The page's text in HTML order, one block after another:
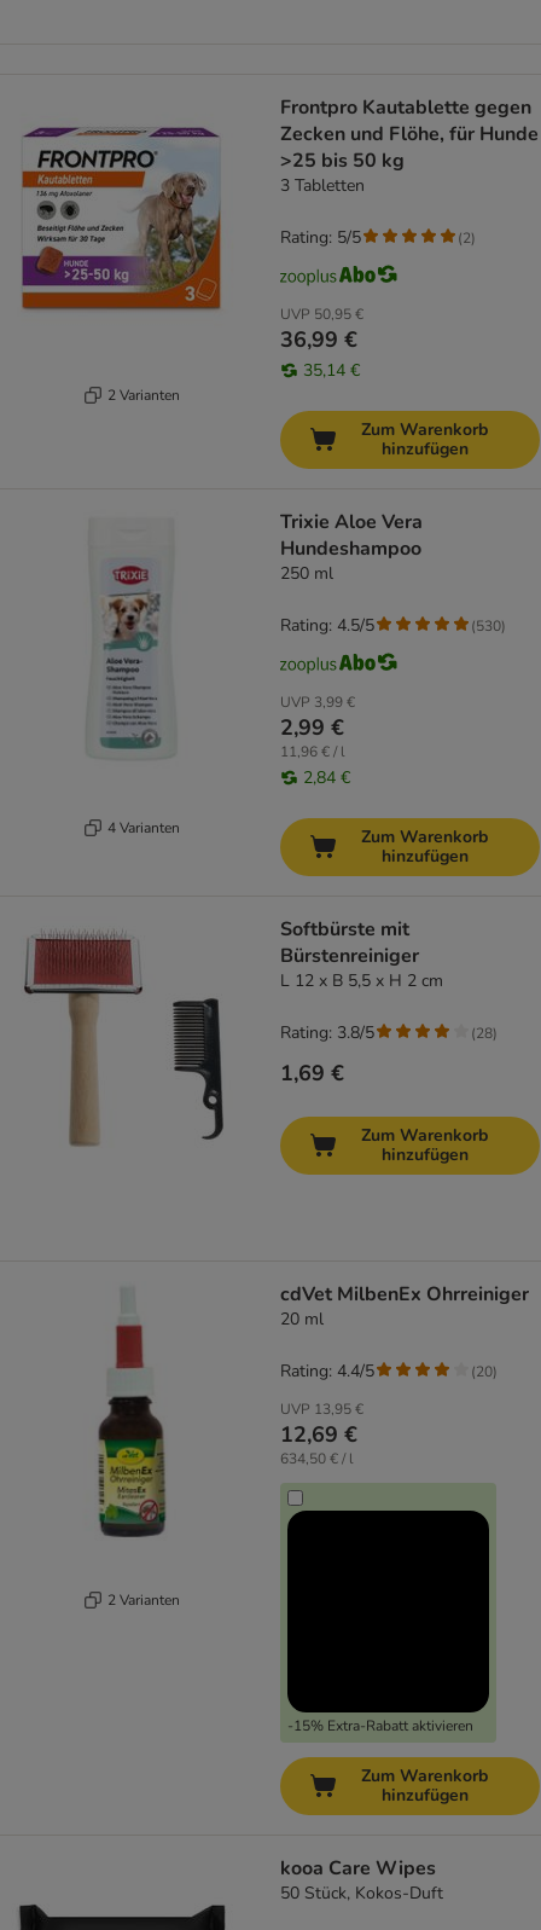
2 Varianten
Frontpro Kautablette gegen
Zecken und Flöhe, für Hunde
>25 bis 50 kg
3 Tabletten
UVP 50,95 €
36,99 €
35,14 €
Rating: 5/5 (2)
Zum Warenkorb
hinzufügen
4 Varianten
Trixie Aloe Vera
Hundeshampoo
250 ml
UVP 3,99 €
2,99 €
11,96 € / l
2,84 €
Rating: 4.5/5 (530)
Zum Warenkorb
hinzufügen
Softbürste mit
Bürstenreiniger
L 12 x B 5,5 x H 2 cm
1,69 €
Rating: 3.8/5 (28)
Zum Warenkorb
hinzufügen
2 Varianten
cdVet MilbenEx Ohrreiniger
20 ml
UVP 13,95 €
12,69 €
634,50 € / l
-15% Extra-Rabatt aktivieren
Rating: 4.4/5 (20)
Zum Warenkorb
hinzufügen
kooa Care Wipes
50 Stück, Kokos-Duft